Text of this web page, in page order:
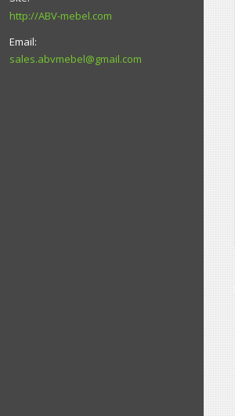
http://ABV-mebel.com
sales.abvmebel@gmail.com